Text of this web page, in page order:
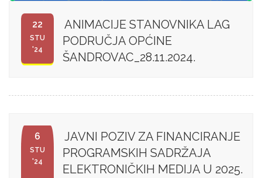
22
STU
'24
ANIMACIJE STANOVNIKA LAG
PODRUČJA OPĆINE
ŠANDROVAC_28.11.2024.
6
STU
'24
JAVNI POZIV ZA FINANCIRANJE
PROGRAMSKIH SADRŽAJA
ELEKTRONIČKIH MEDIJA U 2025.